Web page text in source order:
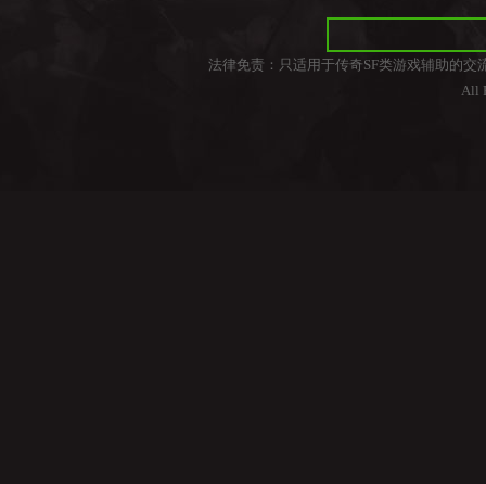
法律免责：只适用于传奇SF类游戏辅助的
All